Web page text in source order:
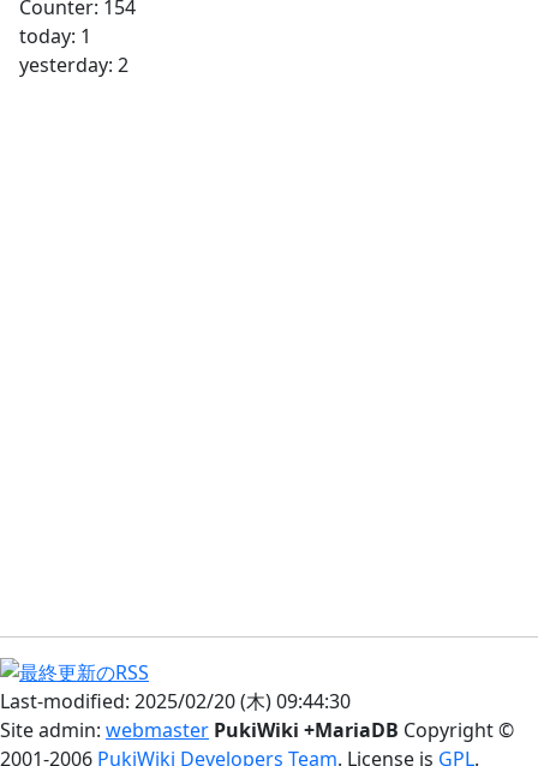
Counter: 154
today: 1
yesterday: 2
Last-modified: 2025/02/20 (木) 09:44:30
Site admin: webmaster PukiWiki +MariaDB Copyright ©
2001-2006 PukiWiki Developers Team. License is GPL.